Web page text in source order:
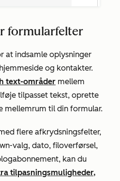
formularfelter
at indsamle oplysninger
og kontakter.
text-områder mellem
tilpasset tekst, oprette
mellemrum til din formular.
flere afkrydsningsfelter,
valg, dato, filoverførsel,
kan du
tilpasningsmuligheder,